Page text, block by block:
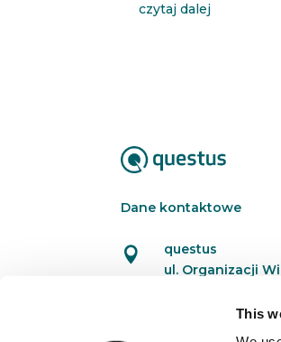
This
czytaj dalej
Dane kontaktowe

questus
ul. Organizacji
601 098 038